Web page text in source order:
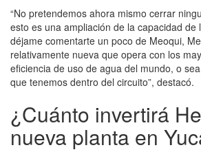
“No pretendemos ahora mismo cerrar
esto es una ampliación de la capacidad de
déjame comentarte un poco de Meoqui,
relativamente nueva que opera con los
eficiencia de uso de agua del mundo, o
que tenemos dentro del circuito”, destacó.
¿Cuánto invertirá
nueva planta en